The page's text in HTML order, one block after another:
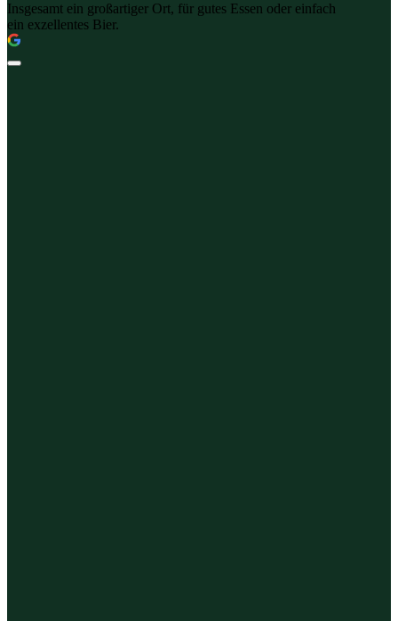
Insgesamt ein großartiger Ort, für gutes Essen oder einfach
ein exzellentes Bier.